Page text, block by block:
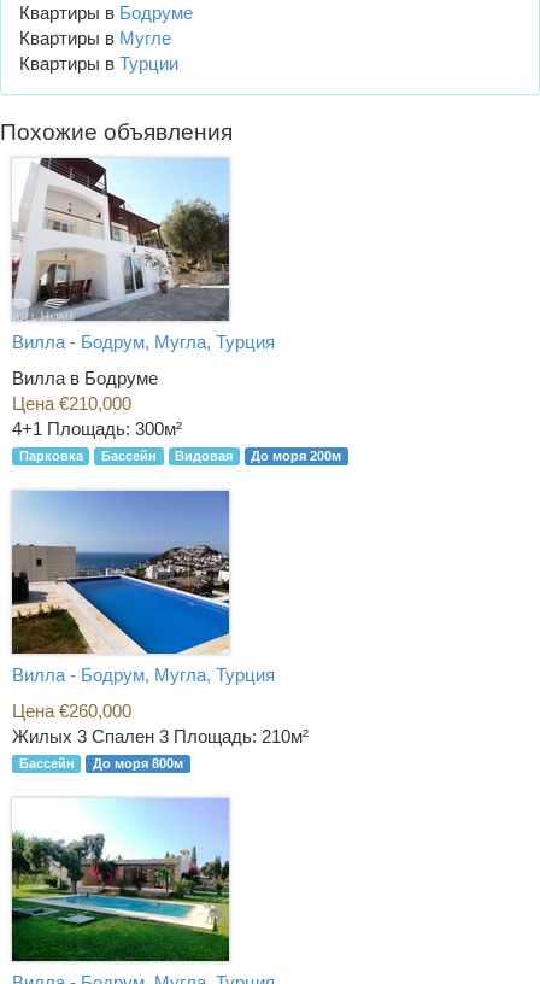
Квартиры в Бодруме
Квартиры в Мугле
Квартиры в Турции
Похожие объявления
Вилла - Бодрум, Мугла, Турция
Вилла в Бодруме
Цена €210,000
4+1 Площадь: 300м²
Парковка Бассейн Видовая До моря 200м
Вилла - Бодрум, Мугла, Турция
Цена €260,000
Жилых 3 Спален 3 Площадь: 210м²
Бассейн До моря 800м